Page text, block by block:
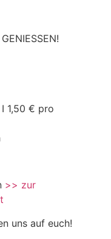
1,50 € pro
>> zur
uns auf euch!